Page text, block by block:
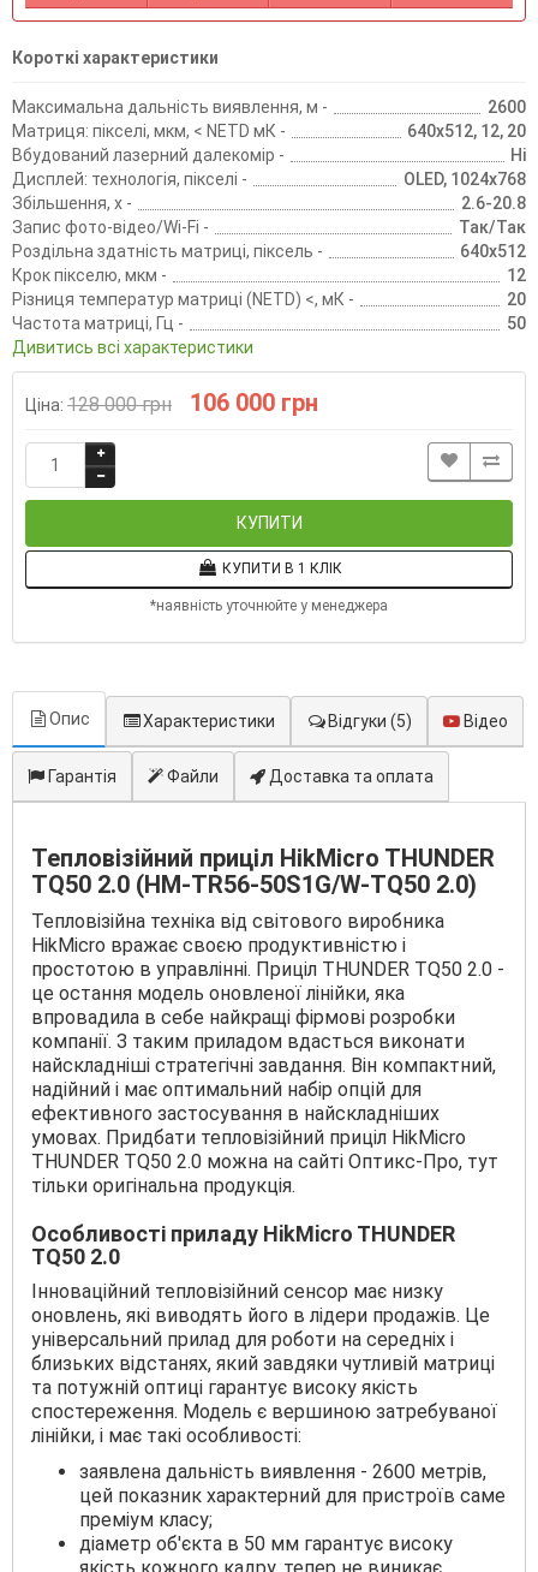
Короткі характеристики
Максимальна дальність виявлення, м -
2600
Матриця: пікселі, мкм, < NETD мК -
640x512, 12, 20
Вбудований лазерний далекомір -
Ні
Дисплей: технологія, пікселі -
OLED, 1024x768
Збільшення, х -
2.6-20.8
Запис фото-відео/Wi-Fi -
Так/Так
Роздільна здатність матриці, піксель -
640x512
Крок пікселю, мкм -
12
Різниця температур матриці (NETD) <, мК -
20
Частота матриці, Гц -
50
Дивитись всі характеристики
Ціна: 128 000 грн 106 000 грн
КУПИТИ
КУПИТИ В 1 КЛІК
*наявність уточнюйте у менеджера
Опис Характеристики Відгуки (5) Відео
Гарантія Файли Доставка та оплата
Тепловізійний приціл HikMicro THUNDER
TQ50 2.0 (HM-TR56-50S1G/W-TQ50 2.0)
Тепловізійна техніка від світового виробника
HikMicro вражає своєю продуктивністю і
простотою в управлінні. Приціл THUNDER TQ50 2.0 -
це остання модель оновленої лінійки, яка
впровадила в себе найкращі фірмові розробки
компанії. З таким приладом вдасться виконати
найскладніші стратегічні завдання. Він компактний,
надійний і має оптимальний набір опцій для
ефективного застосування в найскладніших
умовах. Придбати тепловізійний приціл HikMicro
THUNDER TQ50 2.0 можна на сайті Оптикс-Про, тут
тільки оригінальна продукція.
Особливості приладу HikMicro THUNDER
TQ50 2.0
Інноваційний тепловізійний сенсор має низку
оновлень, які виводять його в лідери продажів. Це
універсальний прилад для роботи на середніх і
близьких відстанях, який завдяки чутливій матриці
та потужній оптиці гарантує високу якість
спостереження. Модель є вершиною затребуваної
лінійки, і має такі особливості:
заявлена дальність виявлення - 2600 метрів,
цей показник характерний для пристроїв саме
преміум класу;
діаметр об'єкта в 50 мм гарантує високу